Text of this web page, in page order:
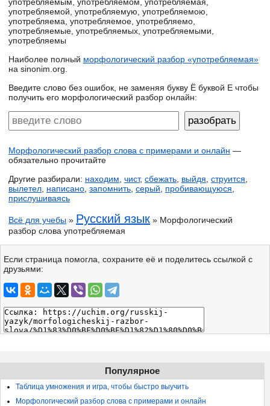
употребляемой, употребляемую, употребляемою,
употребляема, употребляемое, употребляемо,
употребляемые, употребляемых, употребляемыми,
употребляемы
Наиболее полный морфологический разбор «употребляемая»
на sinonim.org.
Введите слово без ошибок, не заменяя букву Ё буквой Е чтобы
получить его морфологический разбор онлайн:
Морфологический разбор слова с примерами и онлайн —
обязательно прочитайте
Другие разбирали: находим чист, сбежать выйдя струится
вылетел написано запомнить серый пробивающуюся
прислушиваясь
Всё для учебы » Русский язык » Морфологический
разбор слова употребляемая
Если страница помогла, сохраните её и поделитесь ссылкой с
друзьями:
Популярное
Таблица умножения и игра, чтобы быстро выучить
Морфологический разбор слова с примерами и онлайн